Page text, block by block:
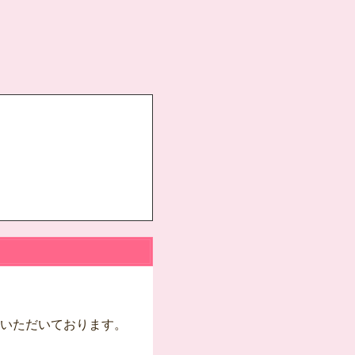
ただいております。